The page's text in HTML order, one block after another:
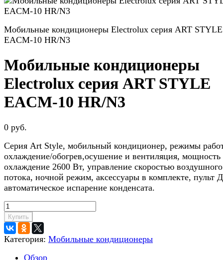
Мобильные кондиционеры Electrolux серия ART STYLE
EACM-10 HR/N3
Мобильные кондиционеры
Electrolux серия ART STYLE
EACM-10 HR/N3
0 руб.
Серия Art Style, мобильный кондиционер, режимы
охлаждение/обогрев,осушение и вентиляция, мощность
охлаждение 2600 Вт, управление скоростью воздушного
потока, ночной режим, аксессуары в комплекте, пульт
автоматическое испарение конденсата.
Купить
Категория: Мобильные кондиционеры
Обзор